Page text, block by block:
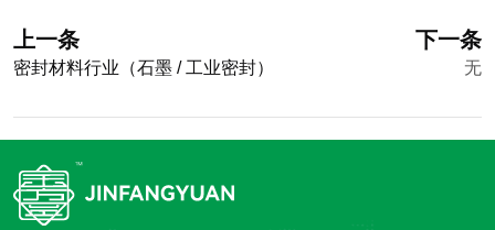
上一条
密封材料行业（石墨 / 工业密封）
下一条
无